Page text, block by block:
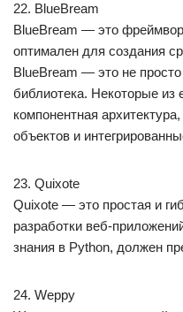
22. BlueBream
BlueBream — это
оптимален для создания
BlueBream — это не
библиотека. Некоторые из
компонентная
объектов и
23. Quixote
Quixote — это простая и
разработки веб-
знания в Python, должен
24. Weppy